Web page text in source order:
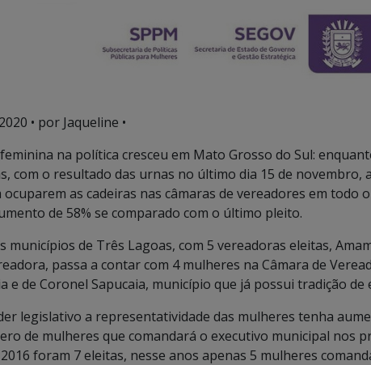
• por Jaqueline •
na política cresceu em Mato Grosso do Sul:
com o resultado das urnas no último dia 15 de novembro,
as cadeiras nas câmaras de vereadores em todo
de 58% se comparado com o último pleito.
municípios de Três Lagoas, com 5 vereadoras eleitas,
passa a contar com 4 mulheres na Câmara de
e de Coronel Sapucaia, município que já possui tradição de
legislativo a representatividade das mulheres tenha
de mulheres que comandará o executivo municipal nos
foram 7 eleitas, nesse anos apenas 5 mulheres